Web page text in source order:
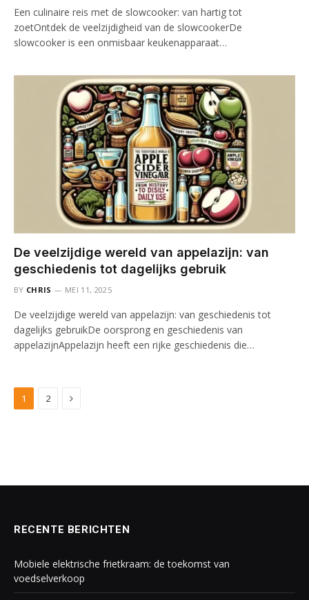
Een culinaire reis met de slowcooker: van hartig tot
zoetOntdek de veelzijdigheid van de slowcookerDe
slowcooker is een onmisbaar keukenapparaat…
De veelzijdige wereld van appelazijn: van
geschiedenis tot dagelijks gebruik
BY CHRIS MEI 11, 2025
De veelzijdige wereld van appelazijn: van geschiedenis tot
dagelijks gebruikDe oorsprong en geschiedenis van
appelazijnAppelazijn heeft een rijke geschiedenis die…
1 2 Next
RECENTE BERICHTEN
Mobiele elektrische frietkraam: de toekomst van
voedselverkoop